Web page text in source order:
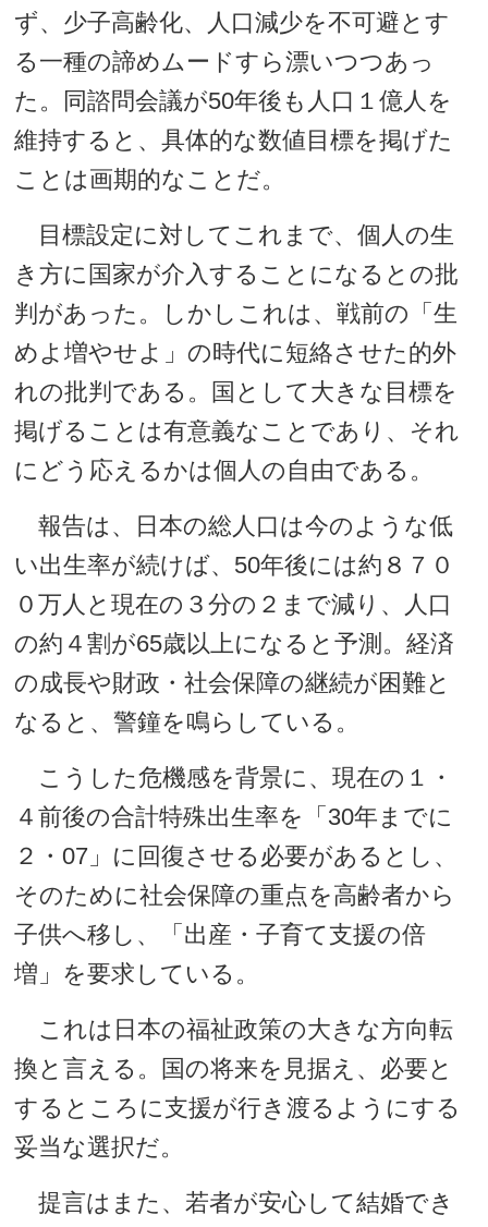
ず、少子高齢化、人口減少を不可避とす
る一種の諦めムードすら漂いつつあっ
た。同諮問会議が50年後も人口１億人を
維持すると、具体的な数値目標を掲げた
ことは画期的なことだ。
目標設定に対してこれまで、個人の生
き方に国家が介入することになるとの批
判があった。しかしこれは、戦前の「生
めよ増やせよ」の時代に短絡させた的外
れの批判である。国として大きな目標を
掲げることは有意義なことであり、それ
にどう応えるかは個人の自由である。
報告は、日本の総人口は今のような低
い出生率が続けば、50年後には約８７０
０万人と現在の３分の２まで減り、人口
の約４割が65歳以上になると予測。経済
の成長や財政・社会保障の継続が困難と
なると、警鐘を鳴らしている。
こうした危機感を背景に、現在の１・
４前後の合計特殊出生率を「30年までに
２・07」に回復させる必要があるとし、
そのために社会保障の重点を高齢者から
子供へ移し、「出産・子育て支援の倍
増」を要求している。
これは日本の福祉政策の大きな方向転
換と言える。国の将来を見据え、必要と
するところに支援が行き渡るようにする
妥当な選択だ。
提言はまた、若者が安心して結婚でき